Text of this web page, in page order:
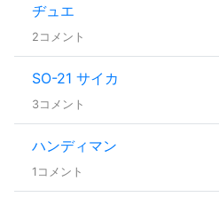
ヂュエ
2コメント
SO-21 サイカ
3コメント
ハンディマン
1コメント